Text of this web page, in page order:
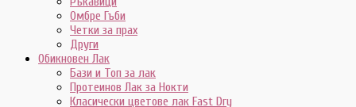
Омбре Гъби
Четки за прах
Други
Обикновен Лак
Бази и Топ за лак
Протеинов Лак за Нокти
Класически цветове лак Fast Dry